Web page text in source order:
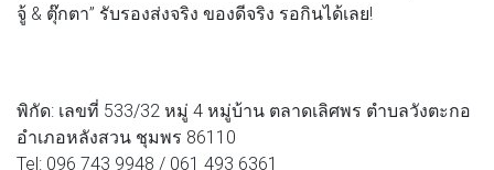
จู้ & ตุ๊กตา” รับรองส่งจริง ของดีจริง รอกินได้เลย!
พิกัด: เลขที่ 533/32 หมู่ 4 หมู่บ้าน ตลาดเลิศพร ตำบลวังตะกอ
อำเภอหลังสวน ชุมพร 86110
Tel: 096 743 9948 / 061 493 6361